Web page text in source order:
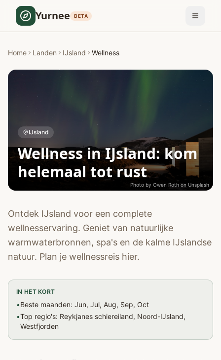
Yurnee BETA
Home Landen IJsland Wellness
IJsland
Wellness in IJsland: kom
helemaal tot rust
Photo by Owen Roth on Unsplash
Ontdek IJsland voor een complete
wellnesservaring. Geniet van natuurlijke
warmwaterbronnen, spa's en de kalme IJslandse
natuur. Plan je wellnessreis hier.
IN HET KORT
•Beste maanden: Jun, Jul, Aug, Sep, Oct
•Top regio's: Reykjanes schiereiland, Noord-IJsland,
Westfjorden